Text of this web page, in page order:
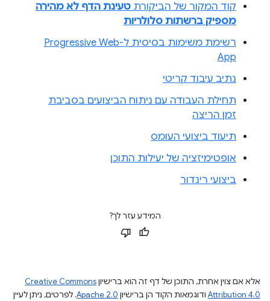
קוד המקור של הביקורת טעינת הדף לא מהירה
מספיק ברשתות סלולריות
רשימת משימות בסיסית ל-Progressive Web
App
נתיב עיבוד קריטי
תחילת העבודה עם ניתוח הביצועים בסביבת
זמן הריצה
תיעוד ביצועי העומס
אופטימיזציה של יעילות התוכן
ביצועי רינדור
המידע עזר לך?
אלא אם צוין אחרת, התוכן של דף זה הוא ברישיוןCreative Commons
Attribution 4.0 ודוגמאות הקוד הן ברישיון Apache 2.0. לפרטים, ניתן לעיין